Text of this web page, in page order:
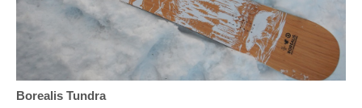
Borealis Tundra